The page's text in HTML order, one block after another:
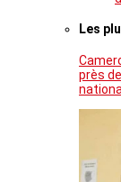
Les
près